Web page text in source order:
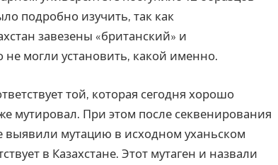
подробно изучить, так как
завезены «британский» и
могли установить, какой именно.
той, которая сегодня хорошо
мутировал. При этом после секвенирования
мутацию в исходном уханьском
в Казахстане. Этот мутаген и назвали